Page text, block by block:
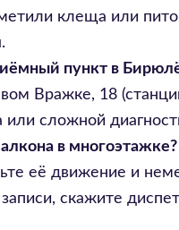
клеща или
пункт в
Вражке, 18
сложной
в многоэтажке?
её движение и
скажите